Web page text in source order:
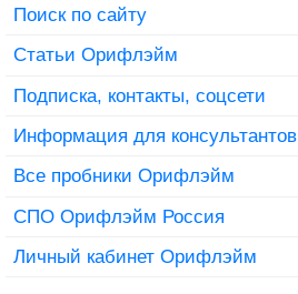
Поиск по сайту
Статьи Орифлэйм
Подписка, контакты, соцсети
Информация для консультантов
Все пробники Орифлэйм
СПО Орифлэйм Россия
Личный кабинет Орифлэйм